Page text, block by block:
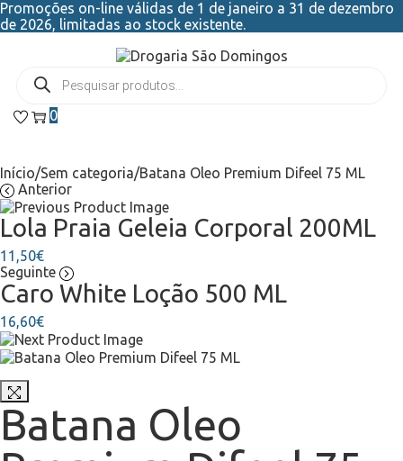
Promoções on-line válidas de 1 de janeiro a 31 de dezembro
de 2026, limitadas ao stock existente.
0
Início/Sem categoria/Batana Oleo Premium Difeel 75 ML
Anterior
Lola Praia Geleia Corporal 200ML
11,50€
Seguinte
Caro White Loção 500 ML
16,60€
Batana Oleo